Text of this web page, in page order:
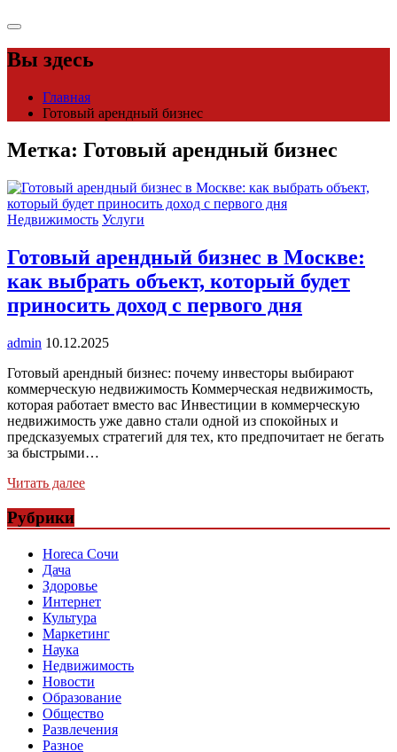
Вы здесь
Главная
Готовый арендный бизнес
Метка: Готовый арендный бизнес
Недвижимость Услуги
Готовый арендный бизнес в Москве:
как выбрать объект, который будет
приносить доход с первого дня
admin 10.12.2025
Готовый арендный бизнес: почему инвесторы выбирают
коммерческую недвижимость Коммерческая недвижимость,
которая работает вместо вас Инвестиции в коммерческую
недвижимость уже давно стали одной из спокойных и
предсказуемых стратегий для тех, кто предпочитает не бегать
за быстрыми…
Читать далее
Рубрики
Horeca Сочи
Дача
Здоровье
Интернет
Культура
Маркетинг
Наука
Недвижимость
Новости
Образование
Общество
Развлечения
Разное